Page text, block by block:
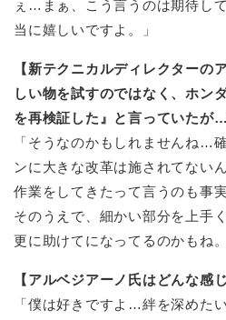
ぇ…まぁ、こう言うのは期待し
当に嬉しいですよ。」
【新テクニカルディレクターの
しい物を試すのではなく、ホン
を再検証した』と言っていたが…
「そうなのかもしれませんね…
ンに大きな改革は施されてない
作業をしてきたって言うのも事実
そのうえで、細かい部分を上手
更に助けてになってるのかもね。
【アルベジアーノ氏はどんな感じ
「僕は好きですよ…絆を深めた